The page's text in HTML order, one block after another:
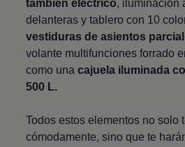
también eléctrico, iluminación
delanteras y tablero con 10
vestiduras de asientos
volante multifunciones forrado
como unacajuela iluminada
500 L.
Todos estos elementos no solo
cómodamente, sino que te